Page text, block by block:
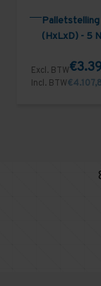
(HxLxD) - 5
Excl. BTW
Incl. BTW